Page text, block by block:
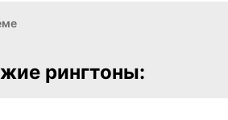
рингтоны: